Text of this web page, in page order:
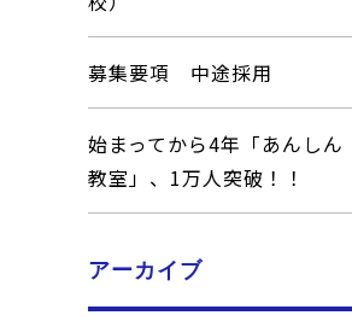
募集要項 中途採用
始まってから4年「あんしん
教室」、1万人突破！！
アーカイブ